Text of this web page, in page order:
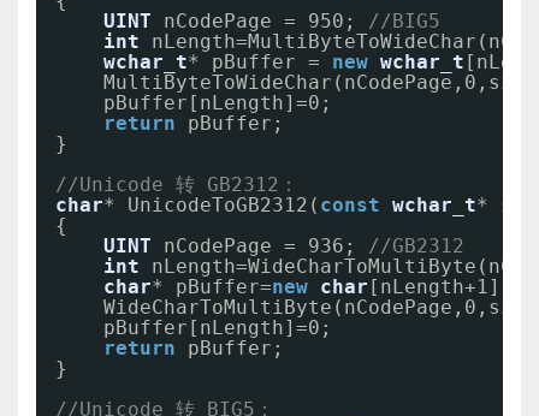
UINT
nCodePage = 950; //BIG5
int
wchar_t* pBuffer = new wchar_t
pBuffer[nLength]=0;
return
pBuffer;
}
//Unicode 转 GB2312：
char* UnicodeToGB2312( const wchar_t*
{
UINT
nCodePage = 936; //GB2312
int
char* pBuffer=new char [nLength+1];
pBuffer[nLength]=0;
return
pBuffer;
}
//Unicode 转 BIG5：